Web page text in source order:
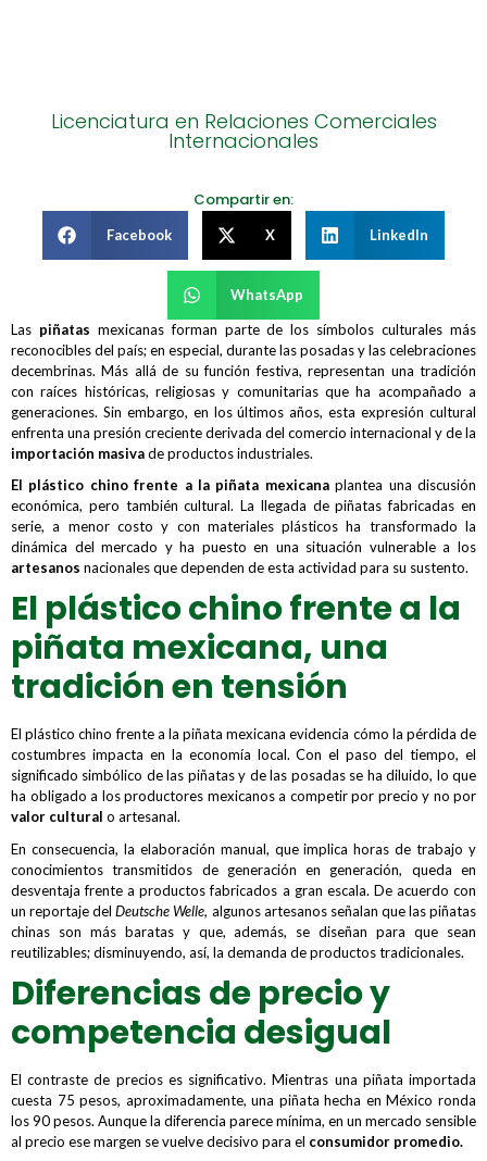
Licenciatura en Relaciones Comerciales
Internacionales
Compartir en:
Facebook X LinkedIn
WhatsApp
Las piñatas mexicanas forman parte de los símbolos culturales más
reconocibles del país; en especial, durante las posadas y las celebraciones
decembrinas. Más allá de su función festiva, representan una tradición
con raíces históricas, religiosas y comunitarias que ha acompañado a
generaciones. Sin embargo, en los últimos años, esta expresión cultural
enfrenta una presión creciente derivada del comercio internacional y de la
importación masivade productos industriales.
El plástico chinofrente a la piñata mexicanaplantea una discusión
económica, pero también cultural. La llegada de piñatas fabricadas en
serie, a menor costo y con materiales plásticos ha transformado la
dinámica del mercado y ha puesto en una situación vulnerable a los
artesanos nacionales que dependen de esta actividad para su sustento.
El plástico chino frente a la
piñata mexicana, una
tradición en tensión
El plástico chino frente a la piñata mexicana evidencia cómo la pérdida de
costumbres impacta en la economía local. Con el paso del tiempo, el
significado simbólico de las piñatas y de las posadas se ha diluido, lo que
ha obligado a los productores mexicanos a competir por precio y no por
valor cultural o artesanal.
En consecuencia, la elaboración manual, que implica horas de trabajo y
conocimientos transmitidos de generación en generación, queda en
desventaja frente a productos fabricados a gran escala. De acuerdo con
un reportaje delDeutsche Welle, algunos artesanos señalan que las piñatas
chinas son más baratas y que, además, se diseñan para que sean
reutilizables; disminuyendo, así, la demanda de productos tradicionales.
Diferencias de precio y
competencia desigual
El contraste de precios es significativo. Mientras una piñata importada
cuesta 75 pesos, aproximadamente, una piñata hecha en México ronda
los 90 pesos. Aunque la diferencia parece mínima, en un mercado sensible
al precio ese margen se vuelve decisivo para el consumidor promedio.